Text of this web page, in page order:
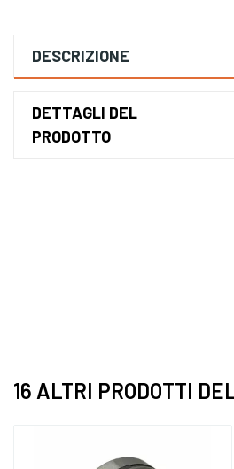
DESCRIZIONE
DETTAGLI DEL
PRODOTTO
16 ALTRI PRODOTTI